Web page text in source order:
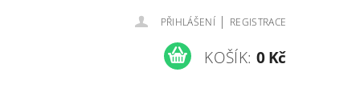
PŘIHLÁŠENÍ | REGISTRACE
KOŠÍK: 0 Kč